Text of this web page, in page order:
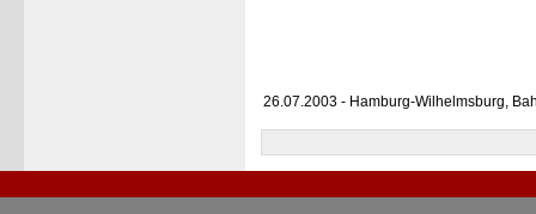
26.07.2003 - Hamburg-Wilhelmsburg,